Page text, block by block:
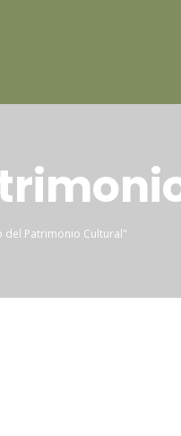
del Patrimonio Cultural"